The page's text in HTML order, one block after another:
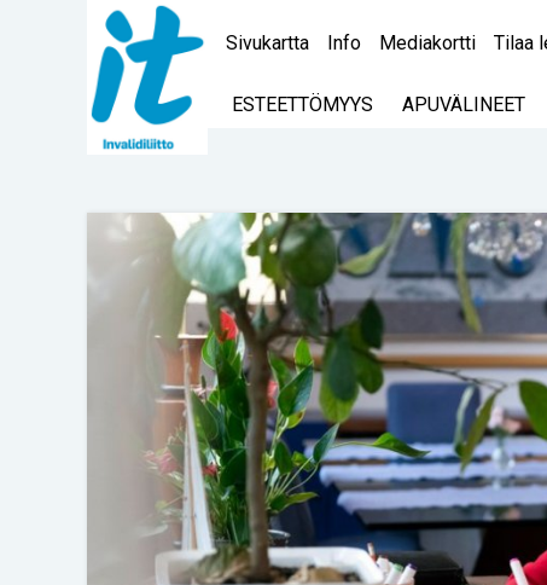
Sivukartta Info Mediakortti Tilaa
ESTEETTÖMYYS APUVÄLINEET